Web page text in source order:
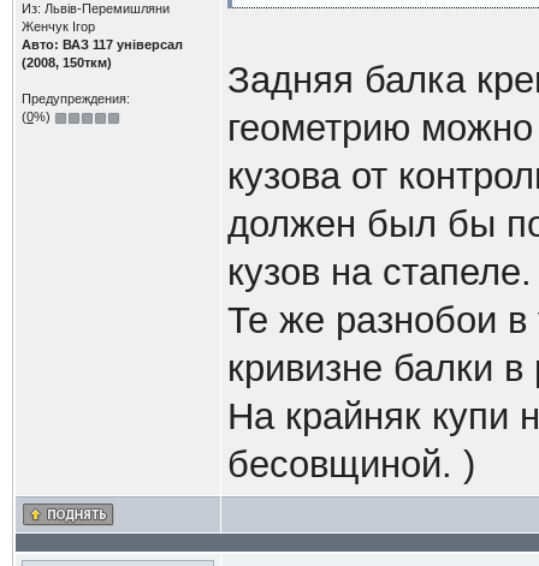
Из: Львів-Перемишляни
Женчук Ігор
Авто: ВАЗ 117 універсал
(2008, 150ткм)
Предупреждения:
(0%)
Задняя балка
геометрию
кузова от
должен был бы
кузов на стапеле.
Те же разнобои
кривизне балки
На крайняк купи
бесовщиной. )